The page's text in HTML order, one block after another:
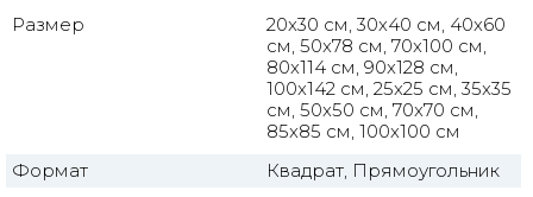
Размер
20x30 см, 30х40 см, 40x60
см, 50x78 см, 70x100 см,
80x114 см, 90x128 см,
100x142 см, 25x25 см, 35x35
см, 50x50 см, 70x70 см,
85x85 см, 100x100 см
Формат
Квадрат, Прямоугольник